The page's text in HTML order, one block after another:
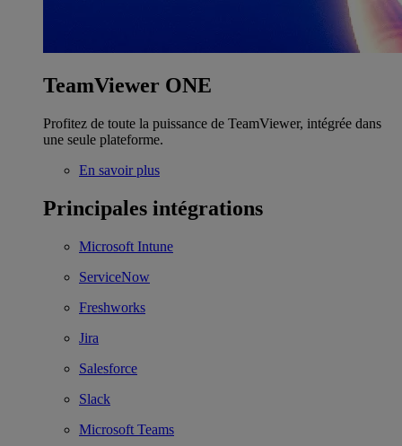
TeamViewer ONE
Profitez de toute la puissance de TeamViewer, intégrée dans
une seule plateforme.
En savoir plus
Principales intégrations
Microsoft Intune
ServiceNow
Freshworks
Jira
Salesforce
Slack
Microsoft Teams